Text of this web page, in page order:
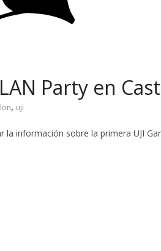
Party en
, uji
información sobre la primera UJI